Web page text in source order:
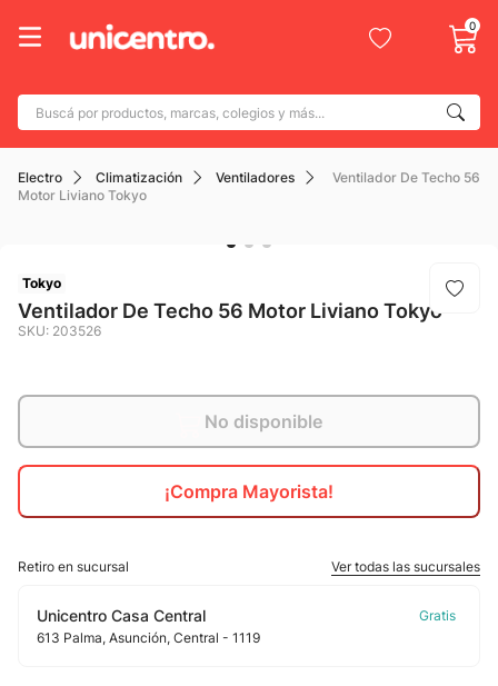
0
Buscá por productos, marcas, colegios y más...
Electro Climatización Ventiladores
Ventilador De Techo 56
Motor Liviano Tokyo
Tokyo
Ventilador De Techo 56 Motor Liviano Tokyo
SKU: 203526
No disponible
¡Compra Mayorista!
Retiro en sucursal Ver todas las sucursales
Unicentro Casa Central
613 Palma, Asunción, Central - 1119
Términos más buscados
1. adidas
4. botin
5. caterpillar